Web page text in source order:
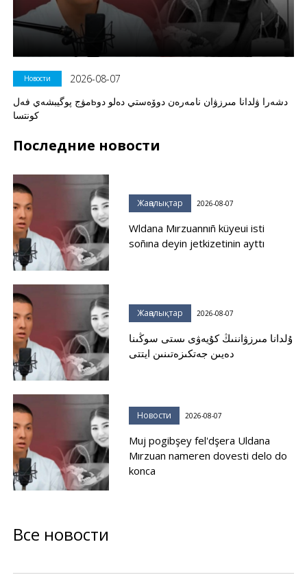
Новости
2026-08-07
مۋج پوگيبشەي فەلьدشەرا ۋلدانا مىرزۋان نامەرەن دوۆەستي دەلو دو
كونتسا
Последние новости
Жаңалықтар 2026-08-07
Wldana Mırzuannıñ küyeui isti
soñına deyin jetkizetinin ayttı
Жаңалықтар 2026-08-07
ۇلدانا مىرزۋاننىڭ كۇيەۋى ىستى سوڭىنا
دەيىن جەتكىزەتىنىن ايتتى
Новости 2026-08-07
Muj pogibşey fel'dşera Uldana
Mırzuan nameren dovesti delo do
konca
Все новости